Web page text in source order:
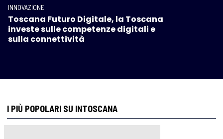
INNOVAZIONE
Toscana Futuro Digitale, la Toscana
investe sulle competenze digitali e
sulla connettività
I PIÙ POPOLARI SU INTOSCANA